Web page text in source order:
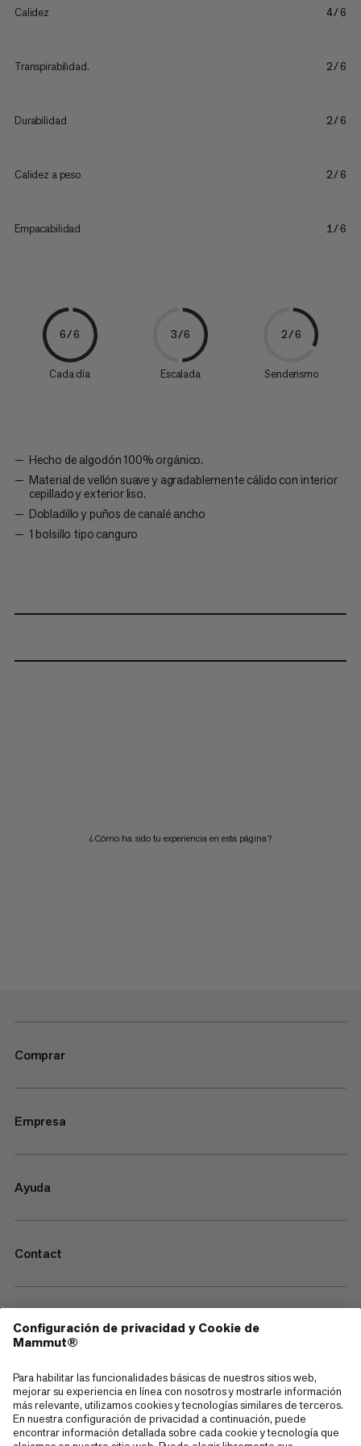
Calidez 4/6
Transpirabilidad. 2/6
Durabilidad 2/6
Calidez a peso 2/6
Empacabilidad 1/6
6/6
Cada día
3/6
Escalada
2/6
Senderismo
Hecho de algodón 100% orgánico.
Material de vellón suave y agradablemente cálido con interior
cepillado y exterior liso.
Dobladillo y puños de canalé ancho
1 bolsillo tipo canguro
¿Cómo ha sido tu experiencia en esta página?
Comprar
Empresa
Ayuda
Contact
—
Sitemap